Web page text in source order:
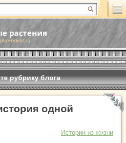
privet.ru
рубрику блога
одной
Истории из жизни